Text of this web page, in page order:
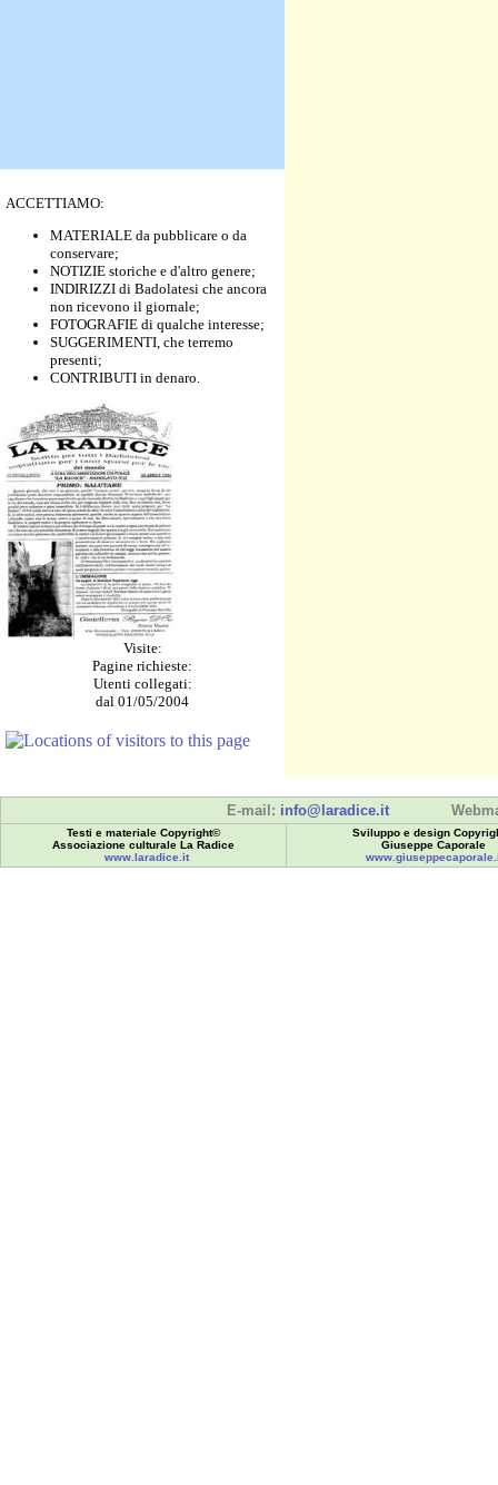
ACCETTIAMO:
MATERIALE da pubblicare o da
conservare;
NOTIZIE storiche e d'altro genere;
INDIRIZZI di Badolatesi che ancora
non ricevono il giornale;
FOTOGRAFIE di qualche interesse;
SUGGERIMENTI, che terremo
presenti;
CONTRIBUTI in denaro.
Visite:
Pagine richieste:
Utenti collegati:
dal 01/05/2004
Associazione culturale La Radice
www.laradice.it
Sviluppo e design
Giuseppe Caporale